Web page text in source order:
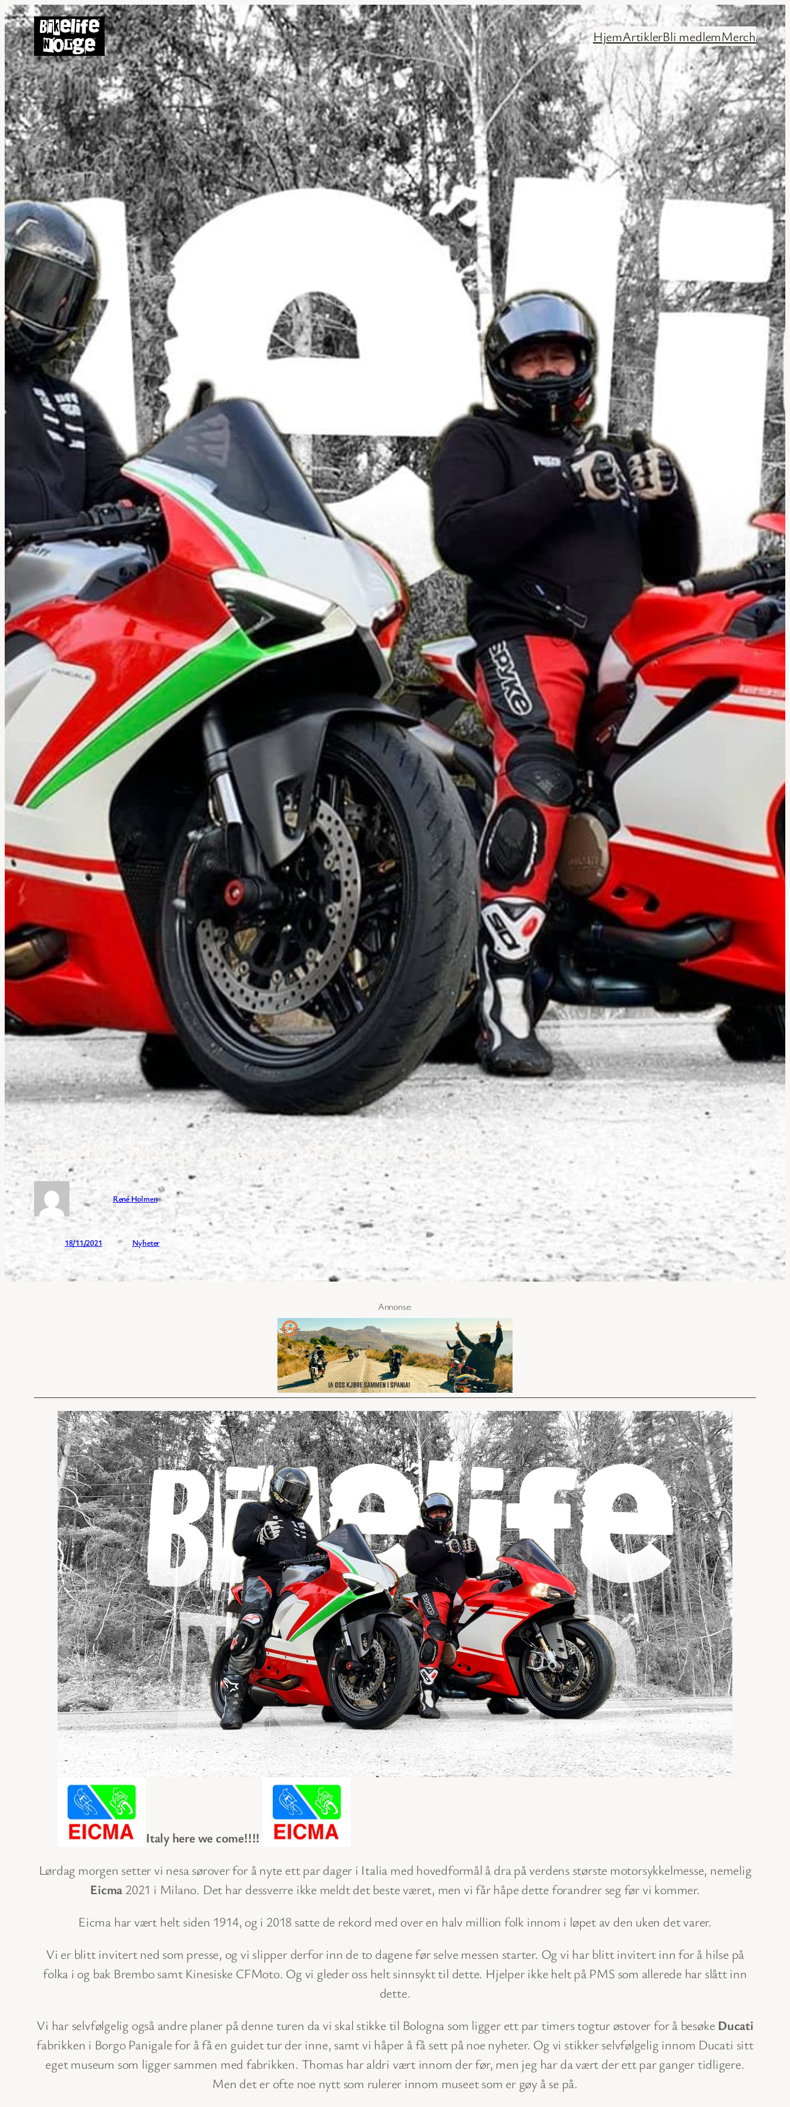
Hopp
til
innhold
HjemArtiklerBli medlemMerch
Bikelife Norge stikker til Eicma i Italia
Forfatter:René Holmen
18/11/2021 Kategori: Nyheter
Italy here we come!!!!
Lørdag morgen setter vi nesa sørover for å nyte ett par dager i Italia med hovedformål å dra på verdens største motorsykkelmesse, nemelig
Eicma 2021 i Milano. Det har dessverre ikke meldt det beste været, men vi får håpe dette forandrer seg før vi kommer.
Eicma har vært helt siden 1914, og i 2018 satte de rekord med over en halv million folk innom i løpet av den uken det varer.
Vi er blitt invitert ned som presse, og vi slipper derfor inn de to dagene før selve messen starter. Og vi har blitt invitert inn for å hilse på
folka i og bak Brembo samt Kinesiske CFMoto. Og vi gleder oss helt sinnsykt til dette. Hjelper ikke helt på PMS som allerede har slått inn
dette.
Vi har selvfølgelig også andre planer på denne turen da vi skal stikke til Bologna som ligger ett par timers togtur østover for å besøke Ducati
fabrikken i Borgo Panigale for å få en guidet tur der inne, samt vi håper å få sett på noe nyheter. Og vi stikker selvfølgelig innom Ducati sitt
eget museum som ligger sammen med fabrikken. Thomas har aldri vært innom der før, men jeg har da vært der ett par ganger tidligere.
Men det er ofte noe nytt som rulerer innom museet som er gøy å se på.